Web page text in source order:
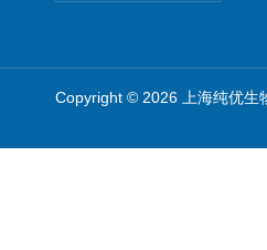
Copyright © 2026 上海纯优生